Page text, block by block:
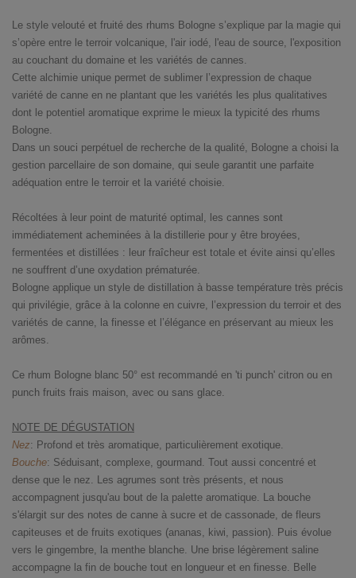
Le style velouté et fruité des rhums Bologne s’explique par la magie qui
s’opère entre le terroir volcanique, l'air iodé, l'eau de source, l'exposition
au couchant du domaine et les variétés de cannes.
Cette alchimie unique permet de sublimer l’expression de chaque
variété de canne en ne plantant que les variétés les plus qualitatives
dont le potentiel aromatique exprime le mieux la typicité des rhums
Bologne.
Dans un souci perpétuel de recherche de la qualité, Bologne a choisi la
gestion parcellaire de son domaine, qui seule garantit une parfaite
adéquation entre le terroir et la variété choisie.
Récoltées à leur point de maturité optimal, les cannes sont
immédiatement acheminées à la distillerie pour y être broyées,
fermentées et distillées : leur fraîcheur est totale et évite ainsi qu’elles
ne souffrent d’une oxydation prématurée.
Bologne applique un style de distillation à basse température très précis
qui privilégie, grâce à la colonne en cuivre, l’expression du terroir et des
variétés de canne, la finesse et l’élégance en préservant au mieux les
arômes.
Ce rhum Bologne blanc 50° est recommandé en 'ti punch' citron ou en
punch fruits frais maison, avec ou sans glace.
NOTE DE DÉGUSTATION
Nez: Profond et très aromatique, particulièrement exotique.
Bouche: Séduisant, complexe, gourmand. Tout aussi concentré et
dense que le nez. Les agrumes sont très présents, et nous
accompagnent jusqu'au bout de la palette aromatique. La bouche
s'élargit sur des notes de canne à sucre et de cassonade, de fleurs
capiteuses et de fruits exotiques (ananas, kiwi, passion). Puis évolue
vers le gingembre, la menthe blanche. Une brise légèrement saline
accompagne la fin de bouche tout en longueur et en finesse. Belle